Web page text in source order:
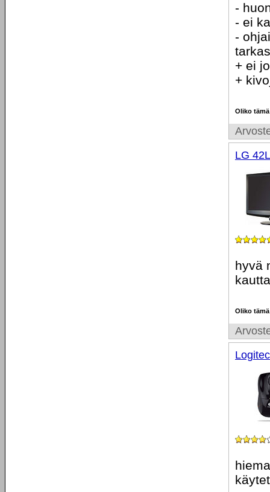
-
- ei
-
+ ei
+
Oliko
LG
hyvä
Oliko